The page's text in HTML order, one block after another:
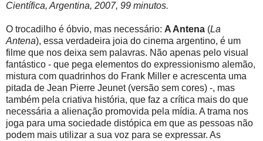
Científica, Argentina, 2007, 99 minutos.
O trocadilho é óbvio, mas necessário: A Antena (La
Antena), essa verdadeira joia do cinema argentino, é um
filme que nos deixa sem palavras. Não apenas pelo visual
fantástico - que pega elementos do expressionismo alemão,
mistura com quadrinhos do Frank Miller e acrescenta uma
pitada de Jean Pierre Jeunet (versão sem cores) -, mas
também pela criativa história, que faz a crítica mais do que
necessária a alienação promovida pela mídia. A trama nos
joga para uma sociedade distópica em que as pessoas não
podem mais utilizar a sua voz para se expressar. As